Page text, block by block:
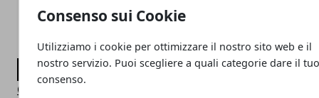
Consenso sui Cookie
Utilizziamo i cookie per ottimizzare il nostro sito web e il
nostro servizio. Puoi scegliere a quali categorie dare il
consenso.
CATEGORIE
Guide